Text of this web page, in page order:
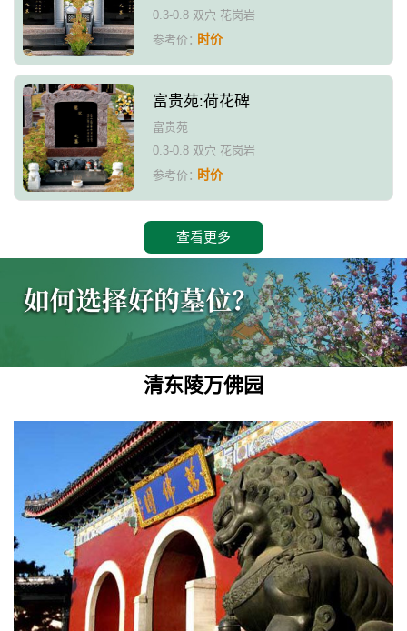
0.3-0.8 双穴 花岗岩
参考价：时价
富贵苑:荷花碑
富贵苑
0.3-0.8 双穴 花岗岩
参考价：时价
查看更多
清东陵万佛园